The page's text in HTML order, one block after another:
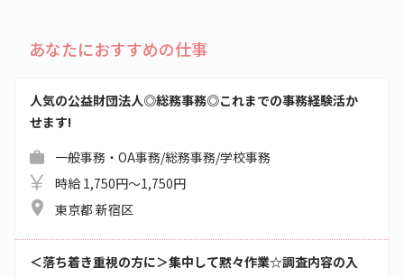
あなたにおすすめの仕事
人気の公益財団法人◎総務事務◎これまでの事務経験活か
せます!
一般事務・OA事務/総務事務/学校事務
時給 1,750円～1,750円
東京都 新宿区
＜落ち着き重視の方に＞集中して黙々作業☆調査内容の入